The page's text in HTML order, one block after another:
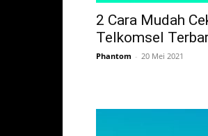
2 Cara Mudah
Telkomsel
Phantom - 20 Mei 2021